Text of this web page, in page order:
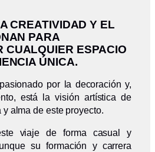
CREATIVIDAD Y EL
PARA
CUALQUIER ESPACIO
ÚNICA.
por la decoración y,
está la visión artística de
alma de este proyecto.
viaje de forma casual y
su formación y carrera